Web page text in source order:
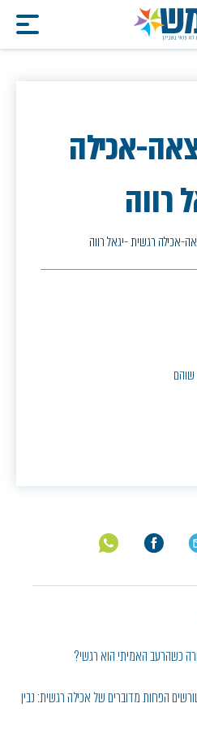
אכילה
רווה
אכילה רגשית -יגאל רווה
שוהם
כשהרעב האמיתי הוא רגשי?
הפחות מדוברים של אכילה רגשית: נבין